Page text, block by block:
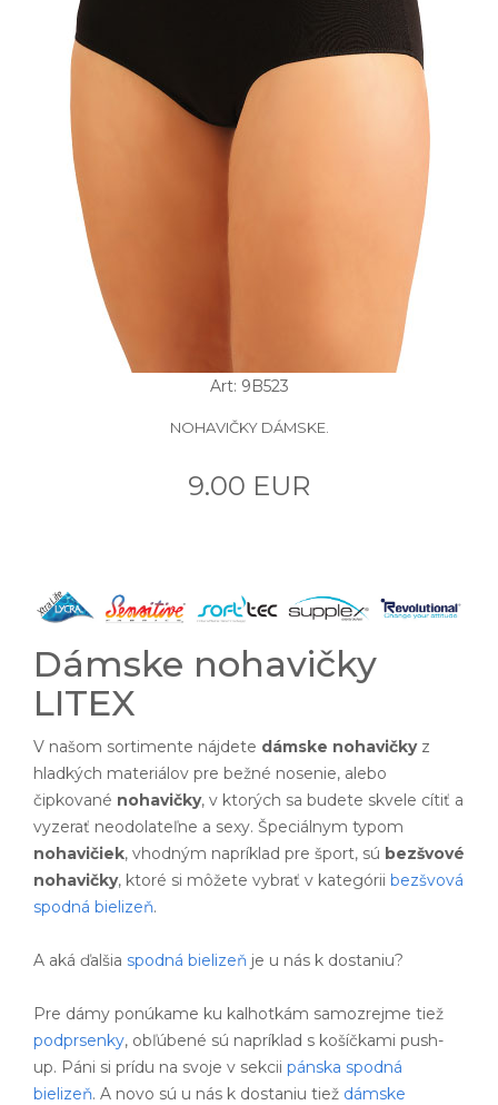
Art: 9B523
NOHAVIČKY DÁMSKE.
9.00 EUR
Dámske nohavičky
LITEX
V našom sortimente nájdete dámske nohavičkyz
hladkých materiálov pre bežné nosenie, alebo
čipkované nohavičky, v ktorých sa budete skvele cítiť a
vyzerať neodolateľne a sexy. Špeciálnym typom
nohavičiek, vhodným napríklad pre šport, sú bezšvové
nohavičky, ktoré si môžete vybrať v kategórii bezšvová
spodná bielizeň.
A aká ďalšia spodná bielizeň je u nás k dostaniu?
Pre dámy ponúkame ku kalhotkám samozrejme tiež
podprsenky, obľúbené sú napríklad s košíčkami push-
up. Páni si prídu na svoje v sekcii pánska spodná
bielizeň. A novo sú u nás k dostaniu tiež dámske